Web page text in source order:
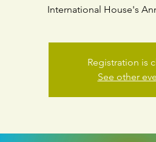
International House's
Registration is
See other